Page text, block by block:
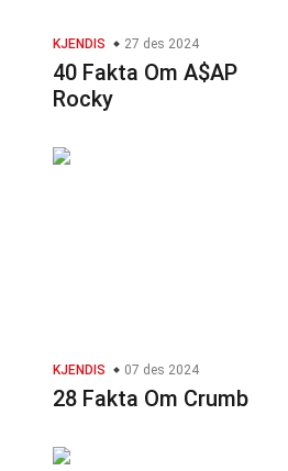
KJENDIS 27 des 2024
40 Fakta Om A$AP
Rocky
KJENDIS 07 des 2024
28 Fakta Om Crumb